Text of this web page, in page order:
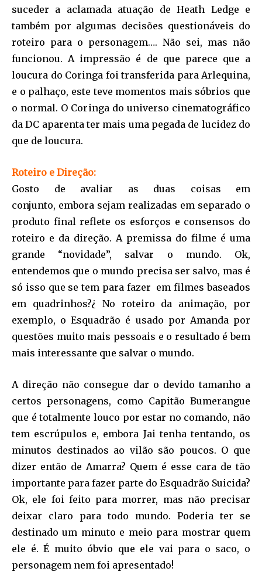
suceder a aclamada atuação de Heath Ledge e
também por algumas decisões questionáveis do
roteiro para o personagem…. Não sei, mas não
funcionou. A impressão é de que parece que a
loucura do Coringa foi transferida para Arlequina,
e o palhaço, este teve momentos mais sóbrios que
o normal. O Coringa do universo cinematográfico
da DC aparenta ter mais uma pegada de lucidez do
que de loucura.
Roteiro e Direção:
Gosto de avaliar as duas coisas em
conjunto, embora sejam realizadas em separado o
produto final reflete os esforços e consensos do
roteiro e da direção. A premissa do filme é uma
grande “novidade”, salvar o mundo. Ok,
entendemos que o mundo precisa ser salvo, mas é
só isso que se tem para fazer em filmes baseados
em quadrinhos?¿ No roteiro da animação, por
exemplo, o Esquadrão é usado por Amanda por
questões muito mais pessoais e o resultado é bem
mais interessante que salvar o mundo.
A direção não consegue dar o devido tamanho a
certos personagens, como Capitão Bumerangue
que é totalmente louco por estar no comando, não
tem escrúpulos e, embora Jai tenha tentando, os
minutos destinados ao vilão são poucos. O que
dizer então de Amarra? Quem é esse cara de tão
importante para fazer parte do Esquadrão Suicida?
Ok, ele foi feito para morrer, mas não precisar
deixar claro para todo mundo. Poderia ter se
destinado um minuto e meio para mostrar quem
ele é. É muito óbvio que ele vai para o saco, o
personagem nem foi apresentado!